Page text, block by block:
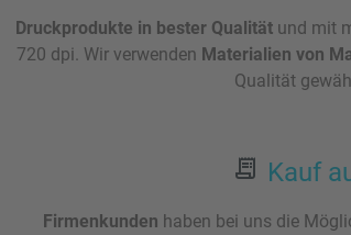
Druckprodukte in bester Qualität und mit
720 dpi. Wir verwenden Materialien von
Qualität
Kauf
Firmenkunden haben bei uns die